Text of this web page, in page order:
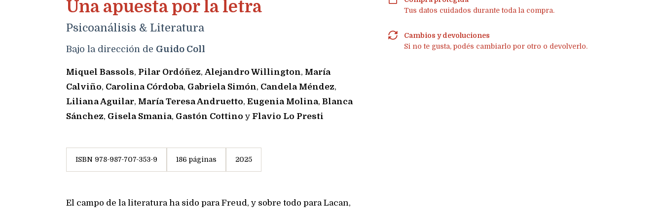
Una apuesta por la letra
Psicoanálisis & Literatura
Bajo la dirección de Guido Coll
Miquel Bassols, Pilar Ordóñez, Alejandro Willington, María
Calviño, Carolina Córdoba, Gabriela Simón, Candela Méndez,
Liliana Aguilar, María Teresa Andruetto, Eugenia Molina, Blanca
Sánchez, Gisela Smania, Gastón Cottino y Flavio Lo Presti
ISBN 978-987-707-353-9 186 páginas 2025
El campo de la literatura ha sido para Freud, y sobre todo para Lacan,
Tus datos cuidados durante toda la compra.
Cambios y devoluciones
Si no te gusta, podés cambiarlo por otro o devolverlo.